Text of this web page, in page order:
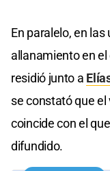
En paralelo, en
allanamiento en
residió junto a
se constató que
coincide con el
difundido.